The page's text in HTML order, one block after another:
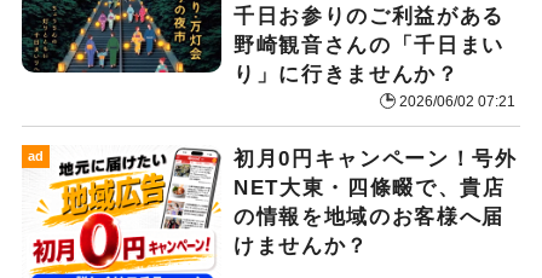
千日お参りのご利益がある
野崎観音さんの「千日まい
り」に行きませんか？
2026/06/02 07:21
ad
初月0円キャンペーン！号外
NET大東・四條畷で、貴店
の情報を地域のお客様へ届
けませんか？